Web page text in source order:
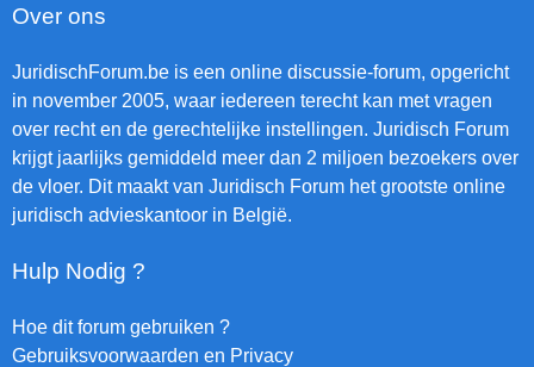
Over ons
JuridischForum.be is een online discussie-forum, opgericht
in november 2005, waar iedereen terecht kan met vragen
over recht en de gerechtelijke instellingen. Juridisch Forum
krijgt jaarlijks gemiddeld meer dan 2 miljoen bezoekers over
de vloer. Dit maakt van Juridisch Forum het grootste online
juridisch advieskantoor in België.
Hulp Nodig ?
Hoe dit forum gebruiken ?
Gebruiksvoorwaarden en Privacy